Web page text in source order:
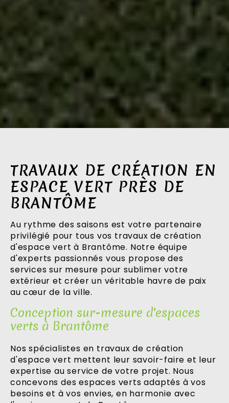
TRAVAUX DE CRÉATION EN
ESPACE VERT PRÈS DE
BRANTÔME
Au rythme des saisons est votre partenaire
privilégié pour tous vos travaux de création
d'espace vert à Brantôme. Notre équipe
d'experts passionnés vous propose des
services sur mesure pour sublimer votre
extérieur et créer un véritable havre de paix
au cœur de la ville.
Conception sur-mesure d'espaces
verts à Brantôme
Nos spécialistes en travaux de création
d'espace vert mettent leur savoir-faire et leur
expertise au service de votre projet. Nous
concevons des espaces verts adaptés à vos
besoins et à vos envies, en harmonie avec